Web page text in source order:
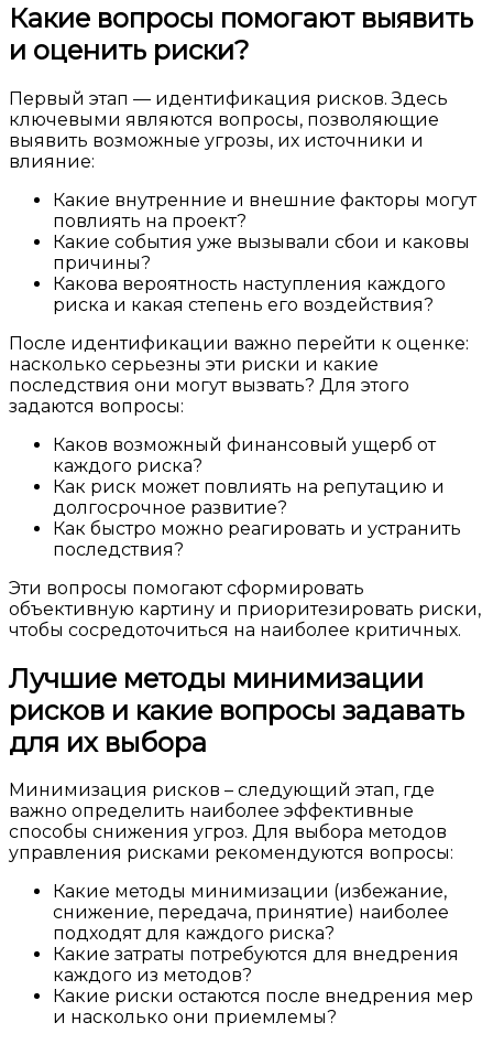
Какие вопросы помогают выявить
и оценить риски?
Первый этап — идентификация рисков. Здесь
ключевыми являются вопросы, позволяющие
выявить возможные угрозы, их источники и
влияние:
Какие внутренние и внешние факторы могут
повлиять на проект?
Какие события уже вызывали сбои и каковы
причины?
Какова вероятность наступления каждого
риска и какая степень его воздействия?
После идентификации важно перейти к оценке:
насколько серьезны эти риски и какие
последствия они могут вызвать? Для этого
задаются вопросы:
Каков возможный финансовый ущерб от
каждого риска?
Как риск может повлиять на репутацию и
долгосрочное развитие?
Как быстро можно реагировать и устранить
последствия?
Эти вопросы помогают сформировать
объективную картину и приоритезировать риски,
чтобы сосредоточиться на наиболее критичных.
Лучшие методы минимизации
рисков и какие вопросы задавать
для их выбора
Минимизация рисков – следующий этап, где
важно определить наиболее эффективные
способы снижения угроз. Для выбора методов
управления рисками рекомендуются вопросы:
Какие методы минимизации (избежание,
снижение, передача, принятие) наиболее
подходят для каждого риска?
Какие затраты потребуются для внедрения
каждого из методов?
Какие риски остаются после внедрения мер
и насколько они приемлемы?